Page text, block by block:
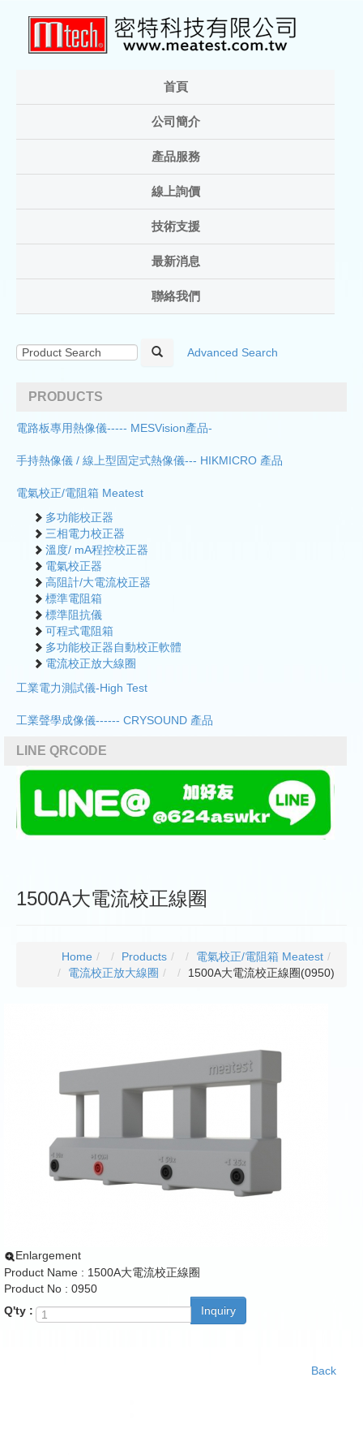
首頁
公司簡介
產品服務
線上詢價
技術支援
最新消息
聯絡我們
Advanced Search
PRODUCTS
電路板專用熱像儀----- MESVision產品-
手持熱像儀 / 線上型固定式熱像儀--- HIKMICRO 產品
電氣校正/電阻箱 Meatest
多功能校正器
三相電力校正器
溫度/ mA程控校正器
電氣校正器
高阻計/大電流校正器
標準電阻箱
標準阻抗儀
可程式電阻箱
多功能校正器自動校正軟體
電流校正放大線圈
工業電力測試儀-High Test
工業聲學成像儀------ CRYSOUND 產品
LINE QRCODE
1500A大電流校正線圈
Home / Products / 電氣校正/電阻箱 Meatest /
電流校正放大線圈 / 1500A大電流校正線圈(0950)
Enlargement
Product Name : 1500A大電流校正線圈
Product No : 0950
Q'ty :
Inquiry
Back